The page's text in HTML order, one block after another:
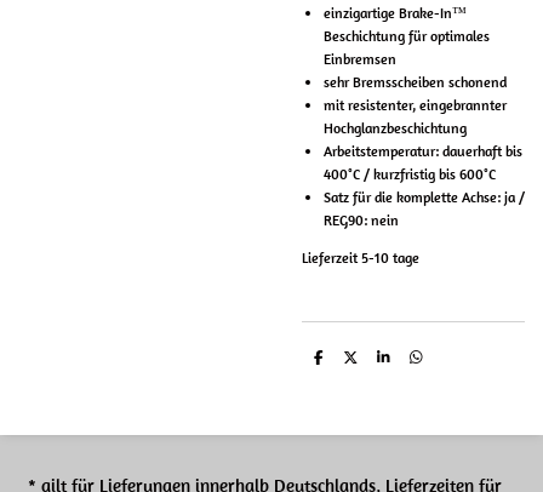
einzigartige Brake-In™
Beschichtung für optimales
Einbremsen
sehr Bremsscheiben schonend
mit resistenter, eingebrannter
Hochglanzbeschichtung
Arbeitstemperatur: dauerhaft bis
400°C / kurzfristig bis 600°C
Satz für die komplette Achse: ja /
REG90: nein
Lieferzeit 5-10 tage
T
n
T
n
T
n
T
n
* gilt für Lieferungen innerhalb Deutschlands, Lieferzeiten für